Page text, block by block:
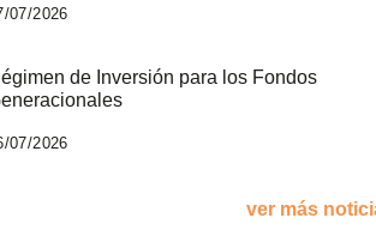
07/2026
de Inversión para los Fondos
07/2026
ver más